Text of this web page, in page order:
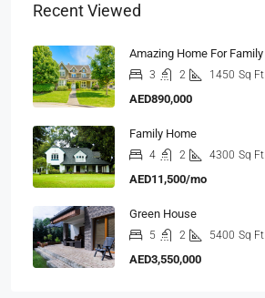
Recent Viewed
Amazing Home For Family
3 2 1450 Sq Ft
AED890,000
Family Home
4 2 4300 Sq Ft
AED11,500/mo
Green House
5 2 5400 Sq Ft
AED3,550,000